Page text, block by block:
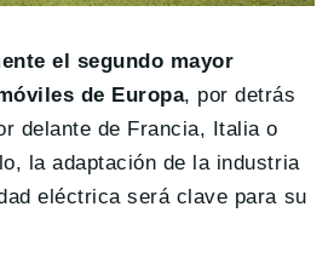
el segundo mayor
de Europa, por detrás
delante de Francia, Italia o
la adaptación de la industria
eléctrica será clave para su